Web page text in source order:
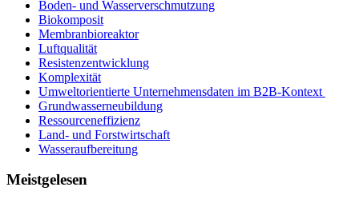
Boden- und Wasserverschmutzung
Biokomposit
Membranbioreaktor
Luftqualität
Resistenzentwicklung
Komplexität
Umweltorientierte Unternehmensdaten im B2B-Kontext
Grundwasserneubildung
Ressourceneffizienz
Land- und Forstwirtschaft
Wasseraufbereitung
Meistgelesen